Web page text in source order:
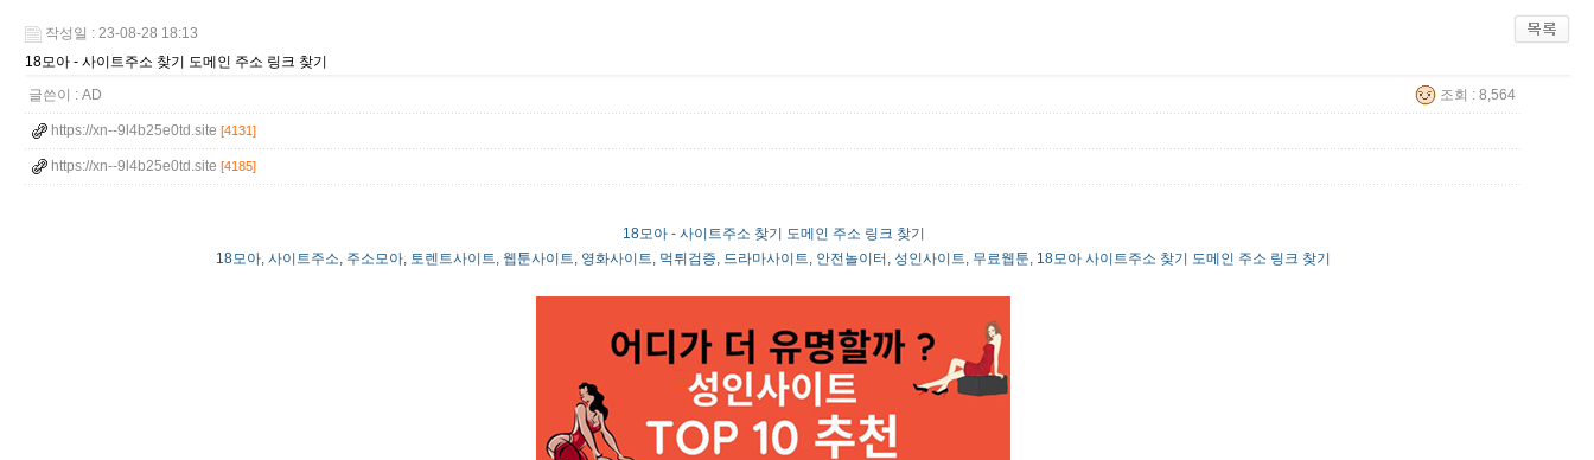
작성일 : 23-08-28 18:13
18모아 - 사이트주소 찾기 도메인 주소 링크 찾기
글쓴이 : AD 조회 : 8,564
https://xn--9l4b25e0td.site [4131]
https://xn--9l4b25e0td.site [4185]
18모아 - 사이트주소 찾기 도메인 주소 링크 찾기
18모아, 사이트주소, 주소모아, 토렌트사이트, 웹툰사이트, 영화사이트, 먹튀검증, 드라마사이트, 안전놀이터, 성인사이트, 무료웹툰, 18모아 사이트주소 찾기 도메인 주소 링크 찾기